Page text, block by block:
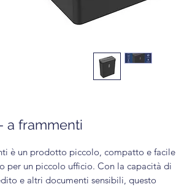
a frammenti
è un prodotto piccolo, compatto e facile
per un piccolo ufficio. Con la capacità di
e altri documenti sensibili, questo